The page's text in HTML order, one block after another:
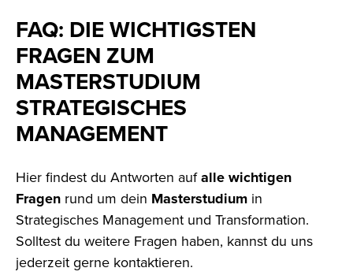
FAQ: DIE WICHTIGSTEN
FRAGEN ZUM
MASTERSTUDIUM
STRATEGISCHES
MANAGEMENT
Hier findest du Antworten aufalle wichtigen
Fragen rund um dein Masterstudium in
Strategisches Management und Transformation.
Solltest du weitere Fragen haben, kannst du uns
jederzeit gerne kontaktieren.